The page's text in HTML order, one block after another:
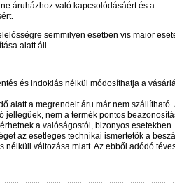
áruházhoz való kapcsolódásáért és a
semmilyen esetben vis maior
alatt áll.
és indoklás nélkül módosíthatja a
alatt a megrendelt áru már nem szállítható.
jellegűek, nem a termék pontos
a valóságostól, bizonyos esetekben
az esetleges technikai ismertetők a
nélküli változása miatt. Az ebből adódó